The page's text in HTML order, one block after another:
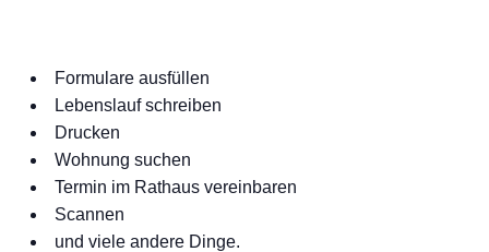
Formulare ausfüllen
Lebenslauf schreiben
Drucken
Wohnung suchen
Termin im Rathaus vereinbaren
Scannen
und viele andere Dinge.